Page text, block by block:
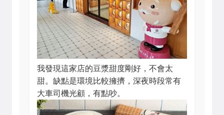
我發現這家店的豆漿甜度剛好，不會太
甜。缺點是環境比較擁擠，深夜時段常有
大車司機光顧，有點吵。